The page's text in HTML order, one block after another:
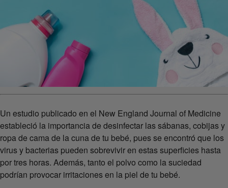
Un estudio publicado en el New England Journal of Medicine
estableció la importancia de desinfectar las sábanas, cobijas y
ropa de cama de la cuna de tu bebé, pues se encontró que los
virus y bacterias pueden sobrevivir en estas superficies hasta
por tres horas. Además, tanto el polvo como la suciedad
podrían provocar irritaciones en la piel de tu bebé.